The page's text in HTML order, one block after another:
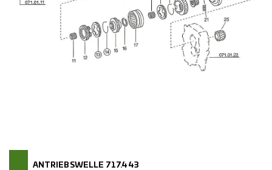
ANTRIEBSWELLE 717.443